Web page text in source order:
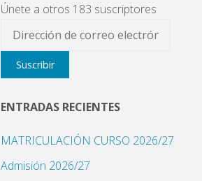
Únete a otros 183 suscriptores
Dirección
de
correo
Suscribir
ENTRADAS RECIENTES
MATRICULACIÓN CURSO 2026/27
Admisión 2026/27